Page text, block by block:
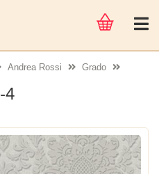
Andrea Rossi Grado
4